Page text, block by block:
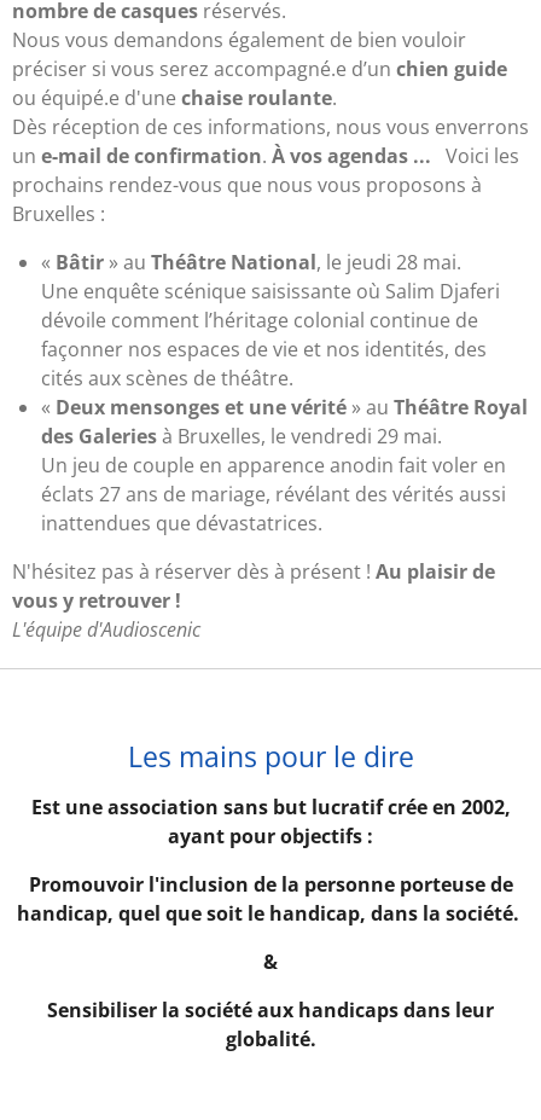
nombre de casques réservés.
Nous vous demandons également de bien vouloir
préciser si vous serez accompagné.e d’un chien guide
ou équipé.e d'une chaise roulante.
Dès réception de ces informations, nous vous enverrons
un e-mail de confirmation. À vos agendas ... Voici les
prochains rendez-vous que nous vous proposons à
Bruxelles :
« Bâtir » au Théâtre National, le jeudi 28 mai.
Une enquête scénique saisissante où Salim Djaferi
dévoile comment l’héritage colonial continue de
façonner nos espaces de vie et nos identités, des
cités aux scènes de théâtre.
« Deux mensonges et une vérité » au Théâtre Royal
des Galeriesà Bruxelles, le vendredi 29 mai.
Un jeu de couple en apparence anodin fait voler en
éclats 27 ans de mariage, révélant des vérités aussi
inattendues que dévastatrices.
N'hésitez pas à réserver dès à présent ! Au plaisir de
vous y retrouver !
L'équipe d'Audioscenic
Les mains pour le dire
Est une association sans but lucratif crée en 2002,
ayant pour objectifs :
Promouvoir l'inclusion de la personne porteuse de
handicap, quel que soit le handicap, dans la société.
&
Sensibiliser la société aux handicaps dans leur
globalité.